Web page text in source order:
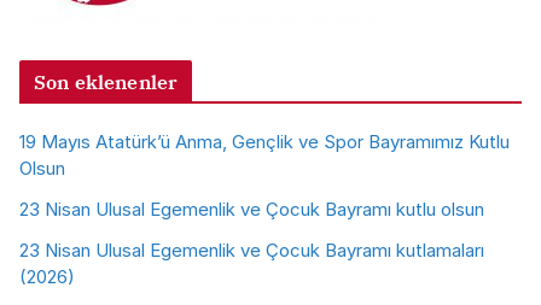
Son eklenenler
19 Mayıs Atatürk’ü Anma, Gençlik ve Spor Bayramımız Kutlu
Olsun
23 Nisan Ulusal Egemenlik ve Çocuk Bayramı kutlu olsun
23 Nisan Ulusal Egemenlik ve Çocuk Bayramı kutlamaları
(2026)